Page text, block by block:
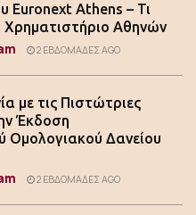
Euronext Athens – Τι
Χρηματιστήριο Αθηνών
2 ΕΒΔΟΜΆΔΕΣ AGO
με τις Πιστώτριες
Έκδοση
Ομολογιακού Δανείου
2 ΕΒΔΟΜΆΔΕΣ AGO